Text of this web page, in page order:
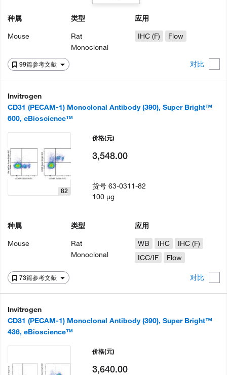
99篇参考文献 对比
种属
Mouse
类型
Rat
Monoclonal
应用
IHC (F)
Flow
Invitrogen
CD31 (PECAM-1) Monoclonal Antibody (390), Super Bright™
600, eBioscience™
73篇参考文献 对比
82
种属
Mouse
类型
Rat
Monoclonal
应用
WB
IHC
IHC (F)
ICC/IF
Flow
价格(元)
3,548.00
货号63-0311-82
100 µg
Invitrogen
CD31 (PECAM-1) Monoclonal Antibody (390), Super Bright™
436, eBioscience™
价格(元)
3,640.00